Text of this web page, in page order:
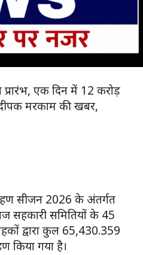
प्रारंभ, एक दिन में 12 करोड़
मरकाम की खबर,
सीजन 2026 के अंतर्गत
सहकारी समितियों के 45
द्वारा कुल 65,430.359
किया गया है।